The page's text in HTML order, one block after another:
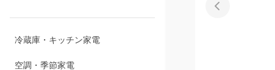
カー用品
冷蔵庫・キッチン家電